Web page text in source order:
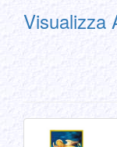
Visualizza